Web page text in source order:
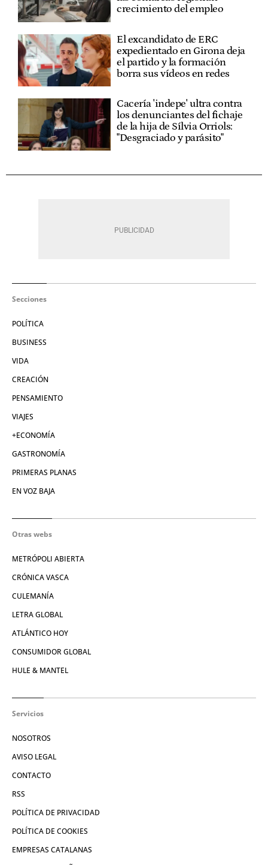
crecimiento del empleo
El excandidato de ERC
expedientado en Girona deja
el partido y la formación
borra sus vídeos en redes
Cacería 'indepe' ultra contra
los denunciantes del fichaje
de la hija de Sílvia Orriols:
"Desgraciado y parásito"
Secciones
POLÍTICA
BUSINESS
VIDA
CREACIÓN
PENSAMIENTO
VIAJES
+ECONOMÍA
GASTRONOMÍA
PRIMERAS PLANAS
EN VOZ BAJA
Otras webs
METRÓPOLI ABIERTA
CRÓNICA VASCA
CULEMANÍA
LETRA GLOBAL
ATLÁNTICO HOY
CONSUMIDOR GLOBAL
HULE & MANTEL
Servicios
NOSOTROS
AVISO LEGAL
CONTACTO
RSS
POLÍTICA DE PRIVACIDAD
POLÍTICA DE COOKIES
EMPRESAS CATALANAS